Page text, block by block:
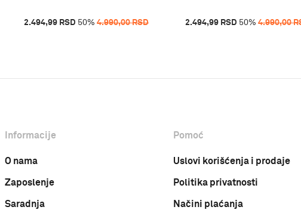
2.494,99 RSD 50% 4.990,00RSD 2.494,99 RSD 50% 4.990,00
Informacije
O nama
Zaposlenje
Saradnja
Pomoć
Uslovi korišćenja i prodaje
Politika privatnosti
Načini plaćanja